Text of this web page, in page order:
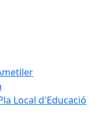
Local d'Educació